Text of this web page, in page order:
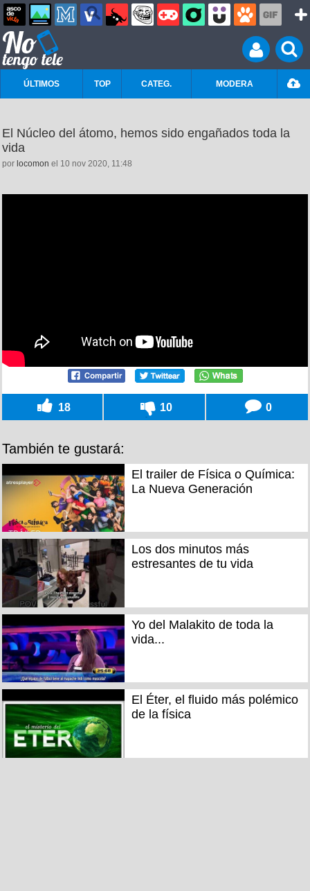
ÚLTIMOS TOP CATEG. MODERA
El Núcleo del átomo, hemos sido engañados toda la
vida
por locomon el 10 nov 2020, 11:48
18 10 0
También te gustará:
El trailer de Física o Química:
La Nueva Generación
Los dos minutos más
estresantes de tu vida
Yo del Malakito de toda la
vida...
El Éter, el fluido más polémico
de la física